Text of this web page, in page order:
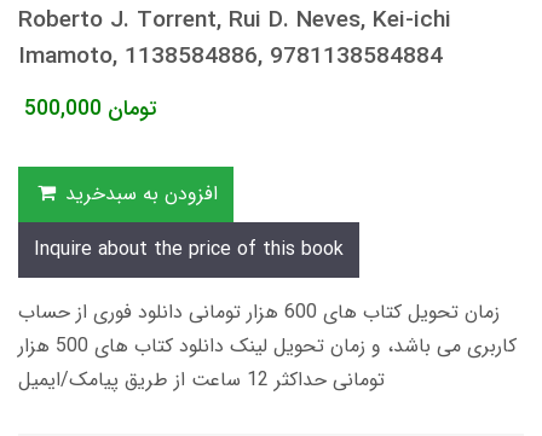
Roberto J. Torrent, Rui D. Neves, Kei-ichi
Imamoto, 1138584886, 9781138584884
500,000 تومان
افزودن به سبدخرید
Inquire about the price of this book
زمان تحویل کتاب های 600 هزار تومانی دانلود فوری از حساب
کاربری می باشد، و زمان تحویل لینک دانلود کتاب های 500 هزار
تومانی حداکثر 12 ساعت از طریق پیامک/ایمیل